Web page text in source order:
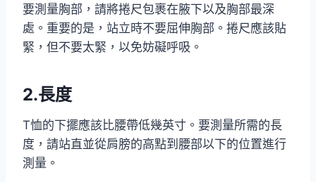
要測量胸部，請將捲尺包裹在腋下以及胸部最深
處。重要的是，站立時不要屈伸胸部。捲尺應該貼
緊，但不要太緊，以免妨礙呼吸。
2.長度
T恤的下擺應該比腰帶低幾英寸。要測量所需的長
度，請站直並從肩膀的高點到腰部以下的位置進行
測量。